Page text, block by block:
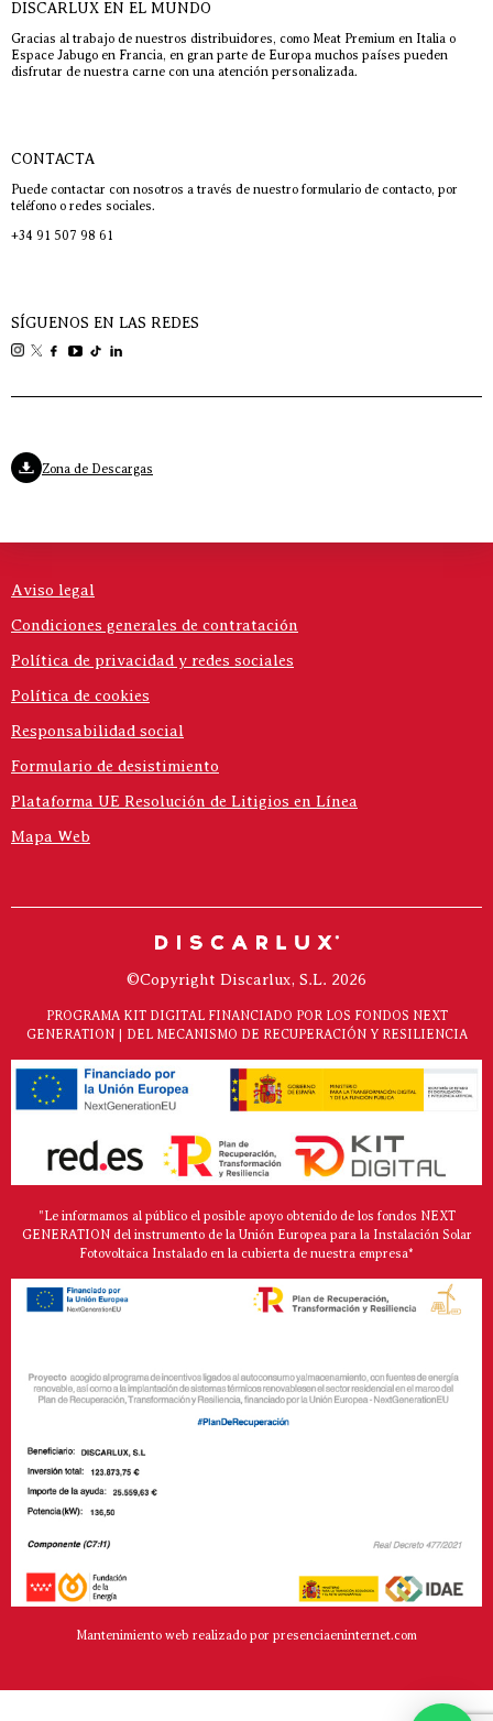
DISCARLUX EN EL MUNDO
Gracias al trabajo de nuestros distribuidores, como Meat Premium en Italia o
Espace Jabugo en Francia, en gran parte de Europa muchos países pueden
disfrutar de nuestra carne con una atención personalizada.
CONTACTA
Puede contactar con nosotros a través de nuestro formulario de contacto, por
teléfono o redes sociales.
+34 91 507 98 61
SÍGUENOS EN LAS REDES
Zona de Descargas
Aviso legal
Condiciones generales de contratación
Política de privacidad y redes sociales
Política de cookies
Responsabilidad social
Formulario de desistimiento
Plataforma UE Resolución de Litigios en Línea
Mapa Web
©Copyright Discarlux, S.L. 2026
PROGRAMA KIT DIGITAL FINANCIADO POR LOS FONDOS NEXT
GENERATION | DEL MECANISMO DE RECUPERACIÓN Y RESILIENCIA
"Le informamos al público el posible apoyo obtenido de los fondos NEXT
GENERATION del instrumento de la Unión Europea para la Instalación Solar
Fotovoltaica Instalado en la cubierta de nuestra empresa*
Mantenimiento web realizado por presenciaeninternet.com